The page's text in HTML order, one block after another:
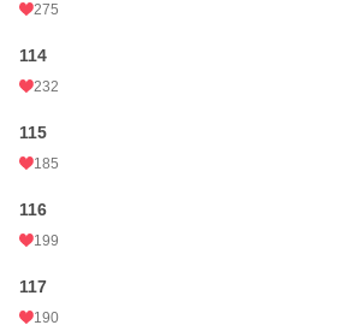
275
114
232
115
185
116
199
117
190